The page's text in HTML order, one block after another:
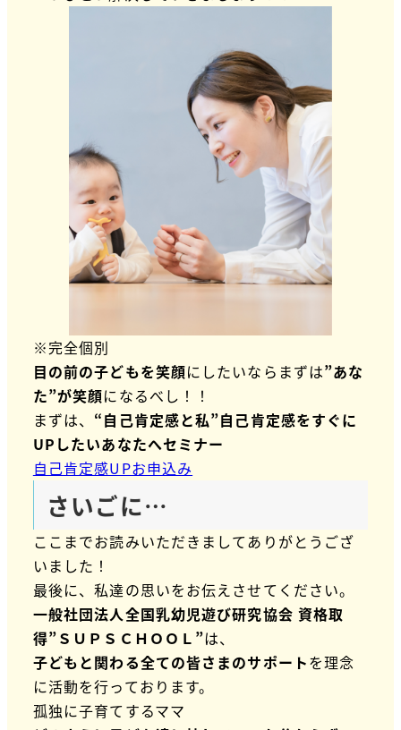
※完全個別
目の前の子どもを笑顔にしたいならまずは”あな
た”が笑顔になるべし！！
まずは、 “自己肯定感と私”自己肯定感をすぐに
UPしたいあなたへセミナー
自己肯定感UPお申込み
さいごに…
ここまでお読みいただきましてありがとうござ
いました！
最後に、私達の思いをお伝えさせてください。
一般社団法人全国乳幼児遊び研究協会 資格取
得”ＳＵＰＳＣＨＯＯＬ”は、
子どもと関わる全ての皆さまのサポートを理念
に活動を行っております。
孤独に子育てするママ